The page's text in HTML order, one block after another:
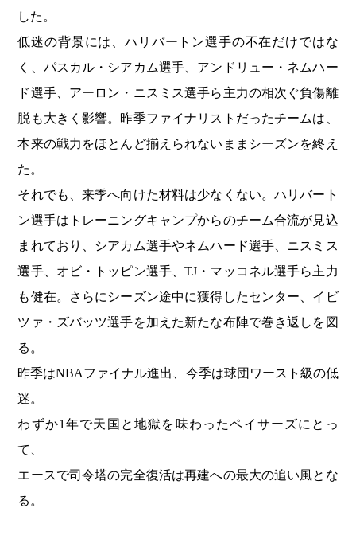
した。
低迷の背景には、ハリバートン選手の不在だけではな
く、パスカル・シアカム選手、アンドリュー・ネムハー
ド選手、アーロン・ニスミス選手ら主力の相次ぐ負傷離
脱も大きく影響。昨季ファイナリストだったチームは、
本来の戦力をほとんど揃えられないままシーズンを終え
た。
それでも、来季へ向けた材料は少なくない。ハリバート
ン選手はトレーニングキャンプからのチーム合流が見込
まれており、シアカム選手やネムハード選手、ニスミス
選手、オビ・トッピン選手、TJ・マッコネル選手ら主力
も健在。さらにシーズン途中に獲得したセンター、イビ
ツァ・ズバッツ選手を加えた新たな布陣で巻き返しを図
る。
昨季はNBAファイナル進出、今季は球団ワースト級の低
迷。
わずか1年で天国と地獄を味わったペイサーズにとっ
て、
エースで司令塔の完全復活は再建への最大の追い風とな
る。